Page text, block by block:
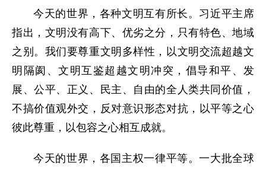
今天的世界，各种文明互有所长。习近平主席
指出，文明没有高下、优劣之分，只有特色、地域
之别。我们要尊重文明多样性，以文明交流超越文
明隔阂、文明互鉴超越文明冲突，倡导和平、发
展、公平、正义、民主、自由的全人类共同价值，
不搞价值观外交，反对意识形态对抗，以平等之心
彼此尊重，以包容之心相互成就。
今天的世界，各国主权一律平等。一大批全球